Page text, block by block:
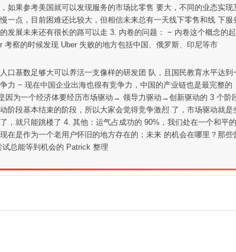
如果参考美国就可以发现服务的市场比零售 要大，不同的业态实
一点，目前困难还比较大，但相信未来总有一天线下零售和线 下
发展未来还有很长的路可以走 3. 内卷的问题： − 内卷这个概念
考察的时候发现 Uber 失败的地方包括中国、俄罗斯、印尼等市
人口基数足够大可以养活一支像样的研发团 队，且国民教育水平
力 − 现在中国企业出海也很有竞争力，中国的产业链也是最完整
因为一个经济体要经历市场驱动→ 领导力驱动→创新驱动的 3 个
阶段基本结束的阶段，所以大家会觉得竞争激烈 了，市场驱动就
，就只能跳楼了 4. 其他：运气占成功的 90%，我们处在一个和
在是作为一个老用户怀旧的地方存在的；未来 的机会在哪里？那
总能等到机会的 Patrick 整理